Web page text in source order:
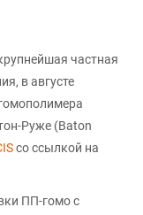
частная
в августе
Руже (Baton
со ссылкой на
ПП-гомо с